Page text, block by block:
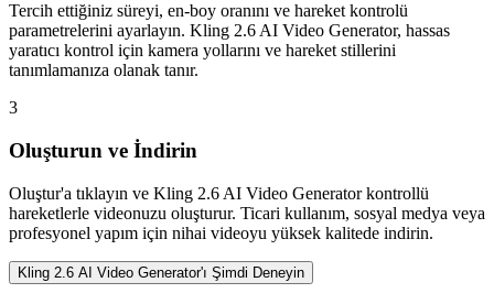
Tercih ettiğiniz süreyi, en-boy oranını ve hareket kontrolü
parametrelerini ayarlayın. Kling 2.6 AI Video Generator, hassas
yaratıcı kontrol için kamera yollarını ve hareket stillerini
tanımlamanıza olanak tanır.
3
Oluşturun ve İndirin
Oluştur'a tıklayın ve Kling 2.6 AI Video Generator kontrollü
hareketlerle videonuzu oluşturur. Ticari kullanım, sosyal medya veya
profesyonel yapım için nihai videoyu yüksek kalitede indirin.
Kling 2.6 AI Video Generator'ı Şimdi Deneyin